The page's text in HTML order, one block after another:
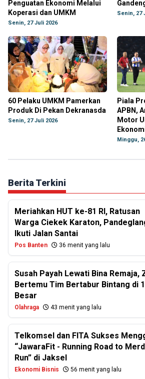
Penguatan Ekonomi Melalui
Koperasi dan UMKM
Senin, 27 Juli 2026
Senin, 27
60 Pelaku UMKM Pamerkan
Produk Di Pekan Dekranasda
Senin, 27 Juli 2026
Piala
APBN,
Motor
Minggu,
Berita Terkini
Meriahkan HUT ke-81 RI, Ratusan
Warga Ciekek Karaton,
Ikuti Jalan Santai
Pos Banten 36 menit yang lalu
Susah Payah Lewati Bina Remaja,
Bertemu Tim Bertabur Bintang di
Besar
Olahraga 43 menit yang lalu
Telkomsel dan FITA Sukses
“JawaraFit - Running Road to
Run” di Jaksel
Ekonomi Bisnis 56 menit yang lalu